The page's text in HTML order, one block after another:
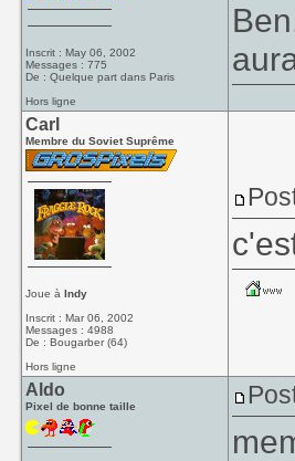
Inscrit : May 06, 2002
Messages : 775
De : Quelque part dans Paris
Hors ligne
Carl
Membre du Soviet Suprême
Joue àIndy
Inscrit : Mar 06, 2002
Messages : 4988
De : Bougarber (64)
Hors ligne
Aldo
Pixel de bonne taille